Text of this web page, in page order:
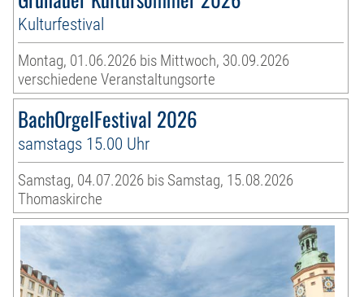
Kulturfestival
Montag, 01.06.2026 bis Mittwoch, 30.09.2026
verschiedene Veranstaltungsorte
BachOrgelFestival 2026
samstags 15.00 Uhr
Samstag, 04.07.2026 bis Samstag, 15.08.2026
Thomaskirche